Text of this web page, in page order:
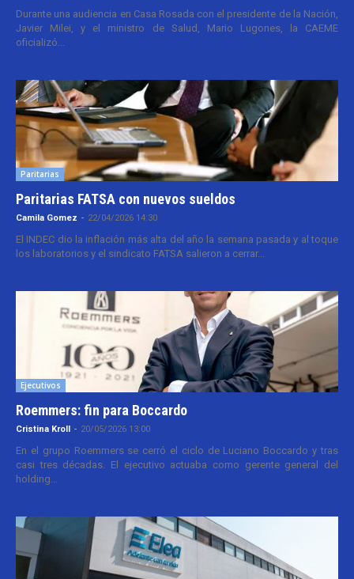
Durante una audiencia en Casa Rosada con el presidente de la Nación,
Javier Milei, y el ministro de Salud, Mario Lugones, la CAEME
oficializó...
Paritarias
Paritarias FATSA con nuevos sueldos
Camila Gomez - 22/04/2026 14:30
El INDEC dio la inflación más alta del año la semana pasada y al toque
los laboratorios y el sindicato FATSA salieron a cerrar...
Ejecutivos
Roemmers: fin para Boccardo
Cristina Kroll - 20/05/2026 13:00
En el grupo Roemmers se cerró el ciclo de Luciano Boccardo y tras
casi tres décadas. El ejecutivo actuaba como gerente general del
holding...